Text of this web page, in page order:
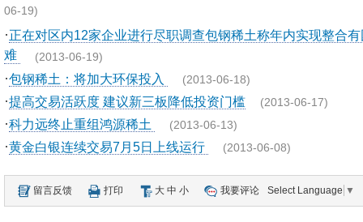
06-19)
·正在对区内12家企业进行尽职调查包钢稀土称年内实现整合
难 (2013-06-19)
·包钢稀土：将加大环保投入 (2013-06-18)
·提高交易活跃度 建议新三板降低投资门槛 (2013-06-17)
·科力远终止重组鸿源稀土 (2013-06-13)
·黄金白银连续交易7月5日上线运行 (2013-06-08)
留言反馈 打印 大 中 小 我要评论 Select Language ▼